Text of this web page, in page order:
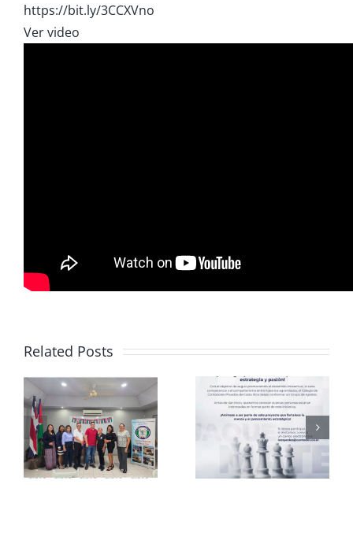
https://bit.ly/3CCXVno
Ver video
Related Posts
Club de
Ajedrez
CCPCR
Informa